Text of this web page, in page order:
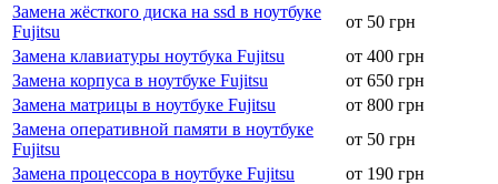
Замена жёсткого диска на ssd в ноутбуке
Fujitsu
от 50 грн
Замена клавиатуры ноутбука Fujitsu
от 400 грн
Замена корпуса в ноутбуке Fujitsu
от 650 грн
Замена матрицы в ноутбуке Fujitsu
от 800 грн
Замена оперативной памяти в ноутбуке
Fujitsu
от 50 грн
Замена процессора в ноутбуке Fujitsu
от 190 грн